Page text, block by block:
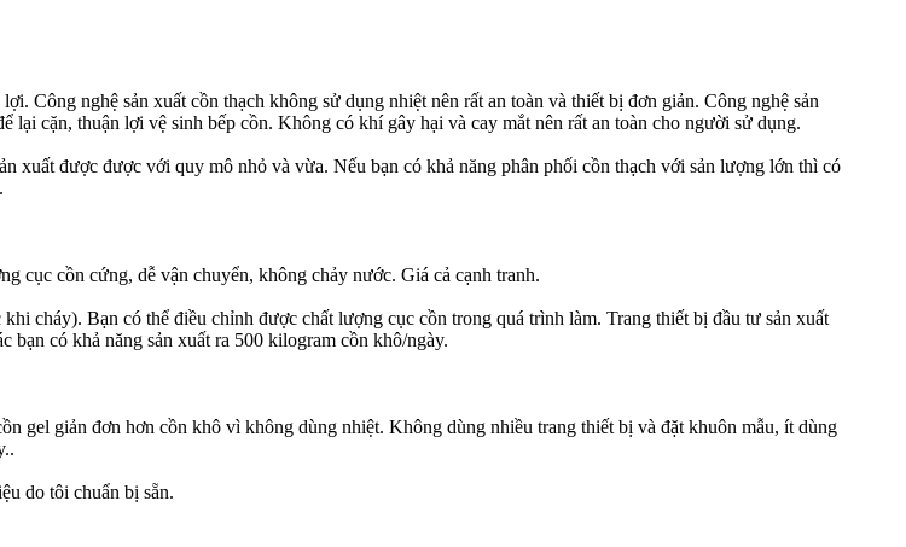
Công nghệ sản xuất cồn thạch không sử dụng nhiệt nên rất an toàn và thiết bị đơn giản. Công nghệ sản
cặn, thuận lợi vệ sinh bếp cồn. Không có khí gây hại và cay mắt nên rất an toàn cho người sử dụng.
xuất được được với quy mô nhỏ và vừa. Nếu bạn có khả năng phân phối cồn thạch với sản lượng lớn thì có
cục cồn cứng, dễ vận chuyển, không chảy nước. Giá cả cạnh tranh.
cháy). Bạn có thể điều chỉnh được chất lượng cục cồn trong quá trình làm. Trang thiết bị đầu tư sản xuất
bạn có khả năng sản xuất ra 500 kilogram cồn khô/ngày.
gel giản đơn hơn cồn khô vì không dùng nhiệt. Không dùng nhiều trang thiết bị và đặt khuôn mẫu, ít dùng
do tôi chuẩn bị sẵn.